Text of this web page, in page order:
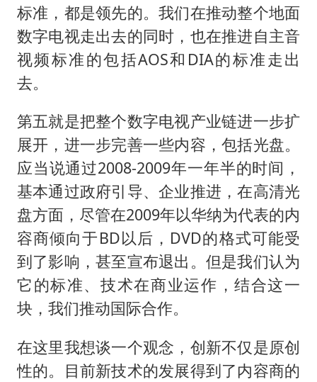
标准，都是领先的。我们在推动整个地面
数字电视走出去的同时，也在推进自主音
视频标准的包括AOS和DIA的标准走出
去。
第五就是把整个数字电视产业链进一步扩
展开，进一步完善一些内容，包括光盘。
应当说通过2008-2009年一年半的时间，
基本通过政府引导、企业推进，在高清光
盘方面，尽管在2009年以华纳为代表的内
容商倾向于BD以后，DVD的格式可能受
到了影响，甚至宣布退出。但是我们认为
它的标准、技术在商业运作，结合这一
块，我们推动国际合作。
在这里我想谈一个观念，创新不仅是原创
性的。目前新技术的发展得到了内容商的